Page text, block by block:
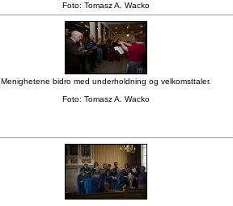
Foto: Tomasz A. Wacko
Menighetene bidro med underholdning og velkomsttaler.
Foto: Tomasz A. Wacko